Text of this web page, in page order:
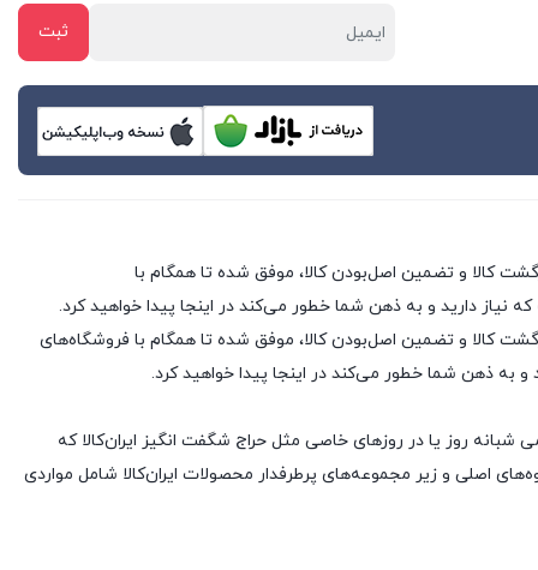
نیاز دارید و به ذهن شما خطور می‌کند در اینجا پیدا خواهید کرد.
فروشگاه های اینترنتی با بیش از یک دهه تجربه، با پایبندی به سه اصل کلیدی، پرداخت در محل، ۷ روز ضمانت بازگشت کالا و تضمین اصل‌بودن کالا، موفق شده تا همگام با فروشگاه‌های
و به ذهن شما خطور می‌کند در اینجا پیدا خواهید کرد.
روز یا در روزهای خاصی مثل حراج شگفت انگیز ایران‌کالا که
اصلی و زیر مجموعه‌های پرطرفدار محصولات ایران‌کالا شامل مواردی